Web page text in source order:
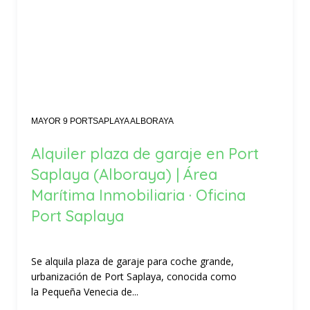
MAYOR 9 PORTSAPLAYA ALBORAYA
Alquiler plaza de garaje en Port
Saplaya (Alboraya) | Área
Marítima Inmobiliaria · Oficina
Port Saplaya
Se alquila plaza de garaje para coche grande,
urbanización de Port Saplaya, conocida como
la Pequeña Venecia de...